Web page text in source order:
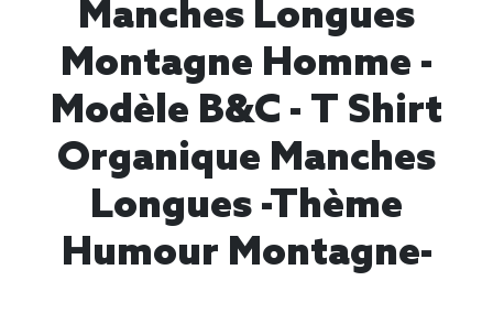
Manches Longues
Montagne Homme -
Modèle B&C - T Shirt
Organique Manches
Longues -thème
Humour Montagne-